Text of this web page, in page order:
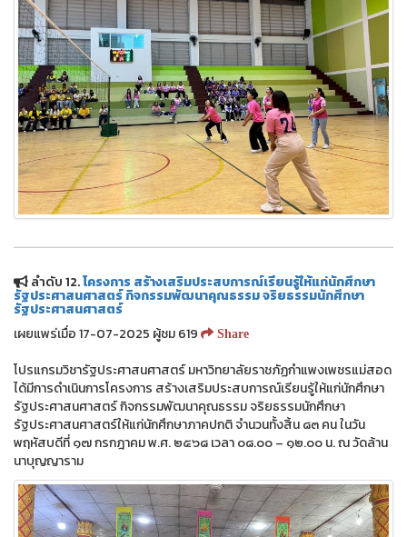
ลำดับ 12.โครงการ สร้างเสริมประสบการณ์เรียนรู้ให้แก่นักศึกษา
รัฐประศาสนศาสตร์ กิจกรรมพัฒนาคุณธรรม จริยธรรมนักศึกษา
รัฐประศาสนศาสตร์
เผยแพร่เมื่อ 17-07-2025 ผู้ชม 619
Share
โปรแกรมวิชารัฐประศาสนศาสตร์ มหาวิทยาลัยราชภัฏกำแพงเพชรแม่สอด
ได้มีการดำเนินการโครงการ สร้างเสริมประสบการณ์เรียนรู้ให้แก่นักศึกษา
รัฐประศาสนศาสตร์ กิจกรรมพัฒนาคุณธรรม จริยธรรมนักศึกษา
รัฐประศาสนศาสตร์ให้แก่นักศึกษาภาคปกติ จำนวนทั้งสิ้น ๘๓ คน ในวัน
พฤหัสบดีที่ ๑๗ กรกฎาคม พ.ศ. ๒๕๖๘ เวลา ๐๘.๐๐ – ๑๒.๐๐ น. ณ วัดล้าน
นาบุญญาราม